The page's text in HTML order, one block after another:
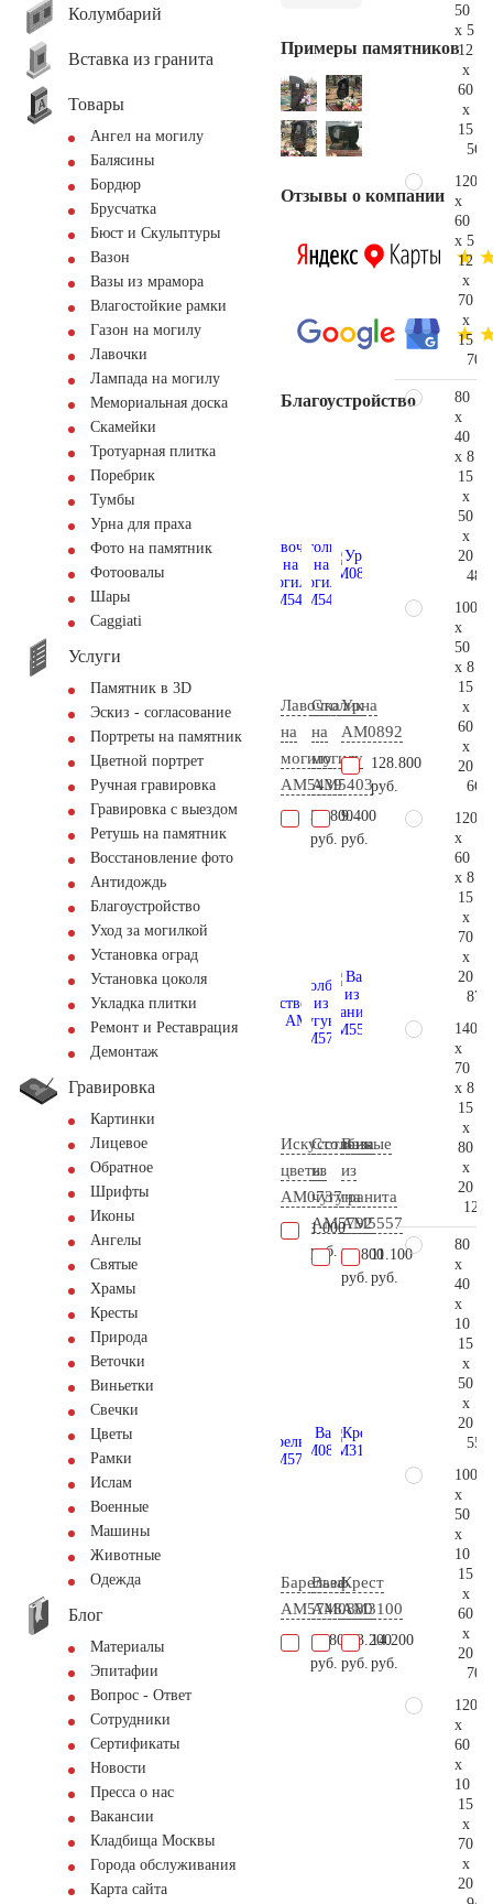
Колумбарий
Вставка из гранита
Товары
Ангел на могилу
Балясины
Бордюр
Брусчатка
Бюст и Скульптуры
Вазон
Вазы из мрамора
Влагостойкие рамки
Газон на могилу
Лавочки
Лампада на могилу
Мемориальная доска
Скамейки
Тротуарная плитка
Поребрик
Тумбы
Урна для праха
Фото на памятник
Фотоовалы
Шары
Сaggiati
Услуги
Памятник в 3D
Эскиз - согласование
Портреты на памятник
Цветной портрет
Ручная гравировка
Гравировка с выездом
Ретушь на памятник
Восстановление фото
Антидождь
Благоустройство
Уход за могилкой
Установка оград
Установка цоколя
Укладка плитки
Ремонт и Реставрация
Демонтаж
Гравировка
Картинки
Лицевое
Обратное
Шрифты
Иконы
Ангелы
Святые
Храмы
Кресты
Природа
Веточки
Виньетки
Свечки
Цветы
Рамки
Ислам
Военные
Машины
Животные
Одежда
Блог
Материалы
Эпитафии
Вопрос - Ответ
Сотрудники
Сертификаты
Новости
Пресса о нас
Вакансии
Кладбища Москвы
Города обслуживания
Карта сайта
Примеры памятников
Отзывы о компании
Благоустройство
Лавочка
на
могилу
AM5439
38.800
руб.
Столик
на
могилу
AM5403
9.400
руб.
Урна
AM0892
128.800
руб.
Искусственные
цветы
AM0737
1.000
руб.
Столбик
из
чугуна
AM5792
23.800
руб.
Ваза
из
гранита
AM5557
11.100
руб.
Барельеф
AM5748
11.800
руб.
Ваза
AM0880
103.200
руб.
Крест
AM3100
14.200
руб.
50
x 5
12
x
60
x
15
120
x
60
x 5
12
x
70
x
15
80
x
40
x 8
15
x
50
x
20
100
x
50
x 8
15
x
60
x
20
120
x
60
x 8
15
x
70
x
20
140
x
70
x 8
15
x
80
x
20
80
x
40
x
10
15
x
50
x
20
100
x
50
x
10
15
x
60
x
20
120
x
60
x
10
15
x
70
x
20